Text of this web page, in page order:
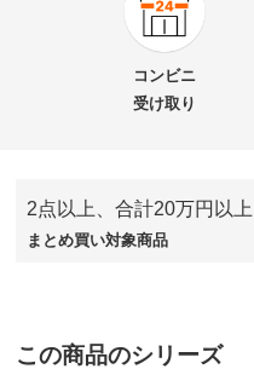
900-6618-14
XZY 割れない花
送料・送料種
別
基本配送料：¥
※お届け先が同じで
■サイズ：直径11.7高さ
■素材：ポリカーボネイト
長野県
子供がいるため割れない
コンビニ
受け取り
2点以上、合計20万円以
まとめ買い対象商品
この商品のシリーズ